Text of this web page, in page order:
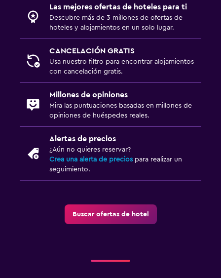
Las mejores ofertas de hoteles para ti
Descubre más de 3 millones de ofertas de
hoteles y alojamientos en un solo lugar.
CANCELACIÓN GRATIS
Usa nuestro filtro para encontrar alojamientos
con cancelación gratis.
Millones de opiniones
Mira las puntuaciones basadas en millones de
opiniones de huéspedes reales.
Alertas de precios
¿Aún no quieres reservar?
Crea una alerta de precios para realizar un
seguimiento.
Buscar ofertas de hotel